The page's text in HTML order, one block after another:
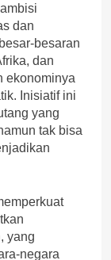
dan
besaran
dan
ekonominya
Inisiatif ini
yang
tak bisa
yang
negara